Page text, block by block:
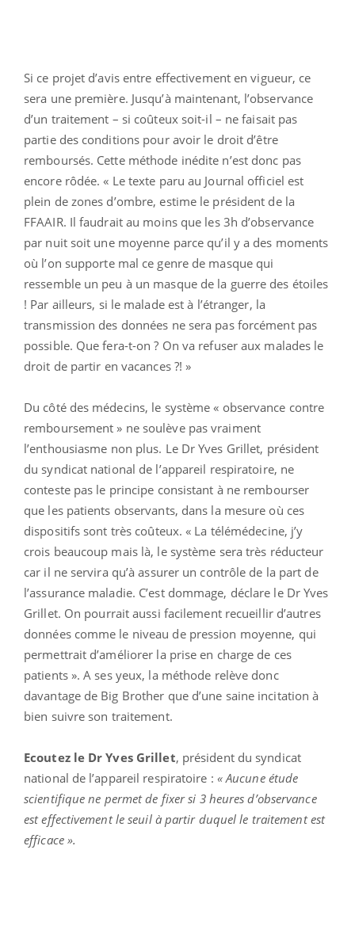
Si ce projet d’avis entre effectivement en vigueur, ce
sera une première. Jusqu’à maintenant, l’observance
d’un traitement – si coûteux soit-il – ne faisait pas
partie des conditions pour avoir le droit d’être
remboursés. Cette méthode inédite n’est donc pas
encore rôdée. « Le texte paru au Journal officiel est
plein de zones d’ombre, estime le président de la
FFAAIR. Il faudrait au moins que les 3h d’observance
par nuit soit une moyenne parce qu’il y a des moments
où l’on supporte mal ce genre de masque qui
ressemble un peu à un masque de la guerre des étoiles
! Par ailleurs, si le malade est à l’étranger, la
transmission des données ne sera pas forcément pas
possible. Que fera-t-on ? On va refuser aux malades le
droit de partir en vacances ?! »
Du côté des médecins, le système « observance contre
remboursement » ne soulève pas vraiment
l’enthousiasme non plus. Le Dr Yves Grillet, président
du syndicat national de l’appareil respiratoire, ne
conteste pas le principe consistant à ne rembourser
que les patients observants, dans la mesure où ces
dispositifs sont très coûteux. « La télémédecine, j’y
crois beaucoup mais là, le système sera très réducteur
car il ne servira qu’à assurer un contrôle de la part de
l’assurance maladie. C’est dommage, déclare le Dr Yves
Grillet. On pourrait aussi facilement recueillir d’autres
données comme le niveau de pression moyenne, qui
permettrait d’améliorer la prise en charge de ces
patients ». A ses yeux, la méthode relève donc
davantage de Big Brother que d’une saine incitation à
bien suivre son traitement.
Ecoutez le Dr Yves Grillet, président du syndicat
national de l’appareil respiratoire : « Aucune étude
scientifique ne permet de fixer si 3 heures d’observance
est effectivement le seuil à partir duquel le traitement est
efficace ».